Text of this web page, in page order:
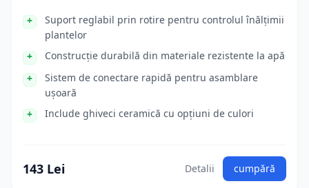
Suport reglabil prin rotire pentru controlul înălțimii
plantelor
Construcție durabilă din materiale rezistente la apă
Sistem de conectare rapidă pentru asamblare
ușoară
Include ghiveci ceramică cu opțiuni de culori
143 Lei Detalii cumpără